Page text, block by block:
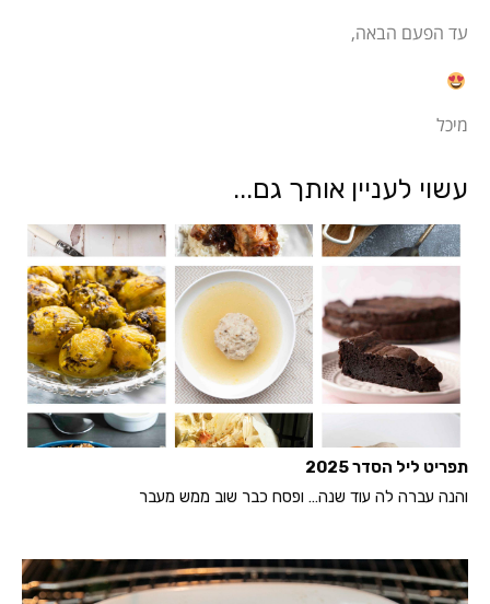
עד הפעם הבאה,
מיכל
עשוי לעניין אותך גם...
תפריט ליל הסדר 2025
והנה עברה לה עוד שנה… ופסח כבר שוב ממש מעבר